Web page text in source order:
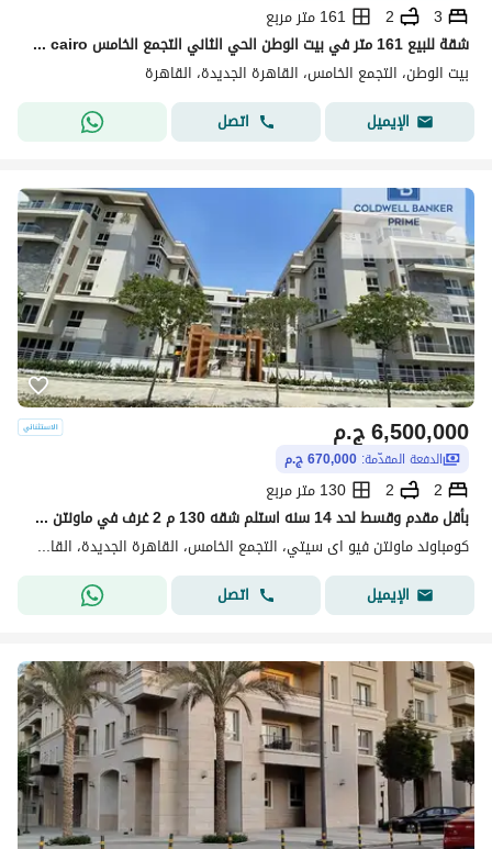
3
2
161 متر مربع
شقة للبيع 161 متر في بيت الوطن الحي الثاني التجمع الخامس beit al watan 5th settlement new cairo
بيت الوطن، التجمع الخامس، القاهرة الجديدة، القاهرة
الإيميل
اتصل
ج.م6,500,000
الدفعة المقدّمة: 670,000 ج.م
2
2
130 متر مربع
بأقل مقدم وقسط لحد 14 سنه استلم شقه 130 م 2 غرف في ماونتن فيو اى سيتي في قلب الجولدن سكوير التجمع الخامس القاهره الجديده او استفيد بخصم في حاله الكاش
كومباوند ماونتن فيو اى سيتي، التجمع الخامس، القاهرة الجديدة، القاهرة
الإيميل
اتصل